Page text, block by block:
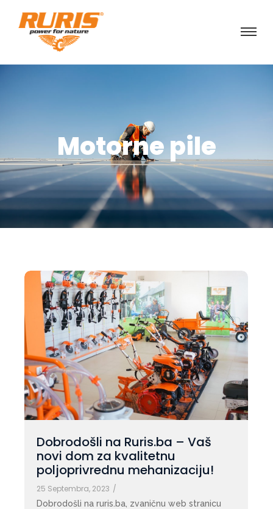
Motorne pile
Dobrodošli na Ruris.ba – Vaš
novi dom za kvalitetnu
poljoprivrednu mehanizaciju!
25 Septembra, 2023 /
Dobrodošli na ruris.ba, zvaničnu web stranicu